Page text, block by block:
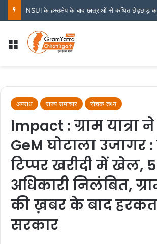
Menu
अपराध राज्य समाचार रोचक तथ्य
Impact : ग्राम यात्रा
GeM घोटाला उजागर
टिप्पर खरीदी में खेल, 5
अधिकारी निलंबित,
की ख़बर के बाद
सरकार